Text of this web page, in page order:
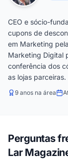
CEO e sócio-
cupons de
em Marketing
Marketing Digital
conferência dos
as lojas parceiras.
9 anos na área
Perguntas
Lar